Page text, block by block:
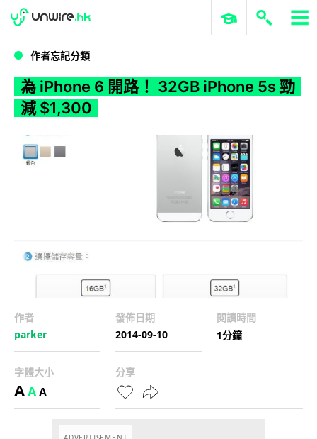
WWDC 2026 ERP 與商業 AI
作者忘記分類
為 iPhone 6 開路！ 32GB iPhone 5s 勁
減 $1,300
作者
parker
發佈日期
2014-09-10
閱讀時間
1分鐘
字體大小
AAA
分享